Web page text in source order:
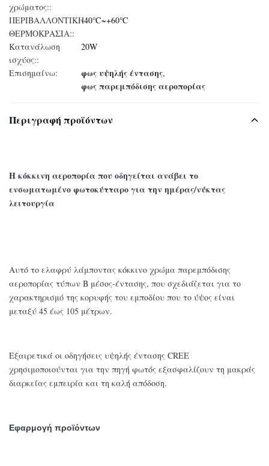
χρώματος::
ΠΕΡΙΒΑΛΛΟΝΤΙΚΗ
ΘΕΡΜΟΚΡΑΣΙΑ::
-40℃~+60℃
Κατανάλωση
ισχύος::
20W
Επισημαίνω: φως υψηλής έντασης,
φως παρεμπόδισης αεροπορίας
Περιγραφή προϊόντων
Η κόκκινη αεροπορία που οδηγείται ανάβει το
ενσωματωμένο φωτοκύτταρο για την ημέρας/νύκτας
λειτουργία
Αυτό το ελαφρύ λάμποντας κόκκινο χρώμα παρεμπόδισης
αεροπορίας τύπων Β μέσος-έντασης, που σχεδιάζεται για το
χαρακτηρισμό της κορυφής του εμποδίου που το ύψος είναι
μεταξύ 45 έως 105 μέτρων.
Εξαιρετικά οι οδηγήσεις υψηλής έντασης CREE
χρησιμοποιούνται για την πηγή φωτός εξασφαλίζουν τη μακράς
διαρκείας εμπειρία και τη καλή απόδοση.
Εφαρμογή προϊόντων